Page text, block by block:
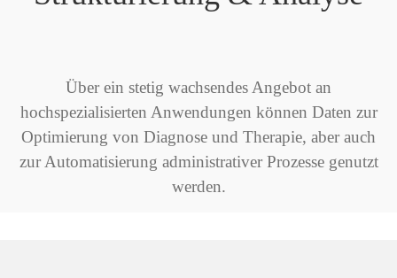
Über ein stetig wachsendes Angebot an
hochspezialisierten Anwendungen können Daten zur
Optimierung von Diagnose und Therapie, aber auch
zur Automatisierung administrativer Prozesse genutzt
werden.